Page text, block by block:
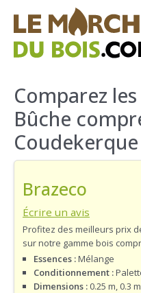
CHAUFFAGE AU BOIS
FAQ
CALCULER SA
TROUVER SON
BLOG
ESPACE PRO
Comparez
Bûche
Coudekerque
Brazeco
Écrire un avis
Profitez des meilleurs prix
sur notre gamme bois
Essences :Mélange
Conditionnement :
Dimensions : 0.25 m, 0.3 m